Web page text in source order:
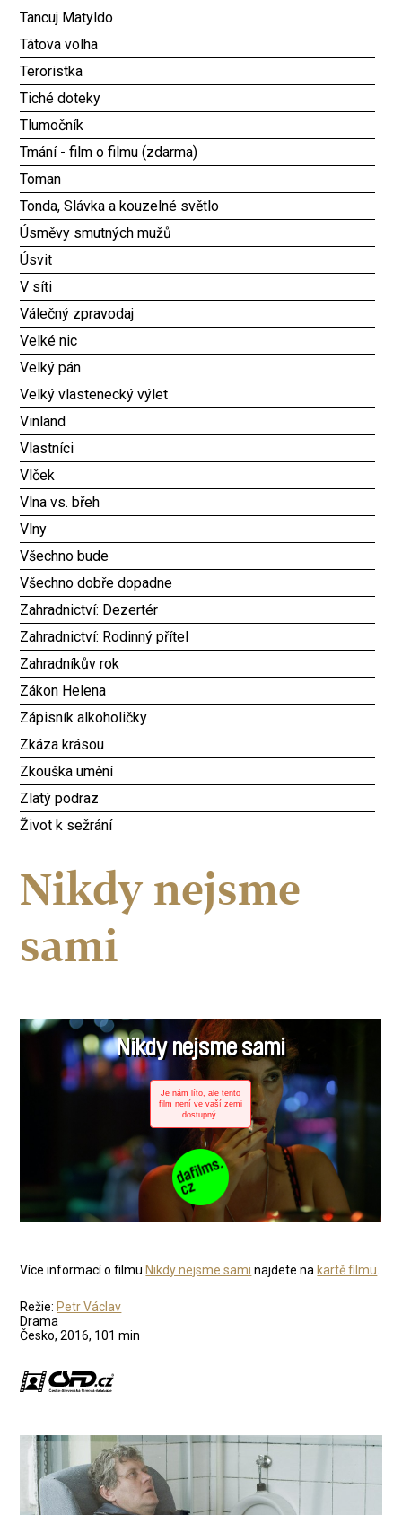
Tancuj Matyldo
Tátova volha
Teroristka
Tiché doteky
Tlumočník
Tmání - film o filmu (zdarma)
Toman
Tonda, Slávka a kouzelné světlo
Úsměvy smutných mužů
Úsvit
V síti
Válečný zpravodaj
Velké nic
Velký pán
Velký vlastenecký výlet
Vinland
Vlastníci
Vlček
Vlna vs. břeh
Vlny
Všechno bude
Všechno dobře dopadne
Zahradnictví: Dezertér
Zahradnictví: Rodinný přítel
Zahradníkův rok
Zákon Helena
Zápisník alkoholičky
Zkáza krásou
Zkouška umění
Zlatý podraz
Život k sežrání
Nikdy nejsme
sami
Více informací o filmu Nikdy nejsme sami najdete na kartě filmu
Režie: Petr Václav
Drama
Česko, 2016, 101 min